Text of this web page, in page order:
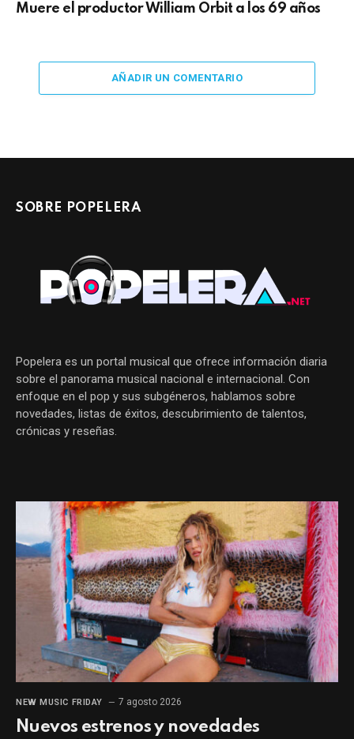
Muere el productor William Orbit a los 69 años
AÑADIR UN COMENTARIO
SOBRE POPELERA
Popelera es un portal musical que ofrece información diaria
sobre el panorama musical nacional e internacional. Con
enfoque en el pop y sus subgéneros, hablamos sobre
novedades, listas de éxitos, descubrimiento de talentos,
crónicas y reseñas.
NEW MUSIC FRIDAY 7 agosto 2026
Nuevos estrenos y novedades